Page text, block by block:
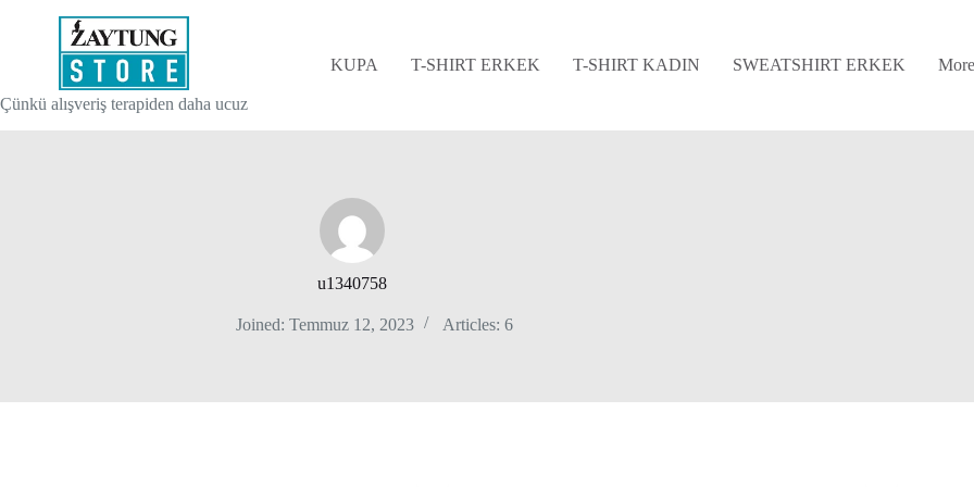
Çünkü alışveriş terapiden daha ucuz
KUPA T-SHIRT ERKEK T-SHIRT KADIN SWEATSHIRT ERKEK More
u1340758
Joined: Temmuz 12, 2023 Articles: 6